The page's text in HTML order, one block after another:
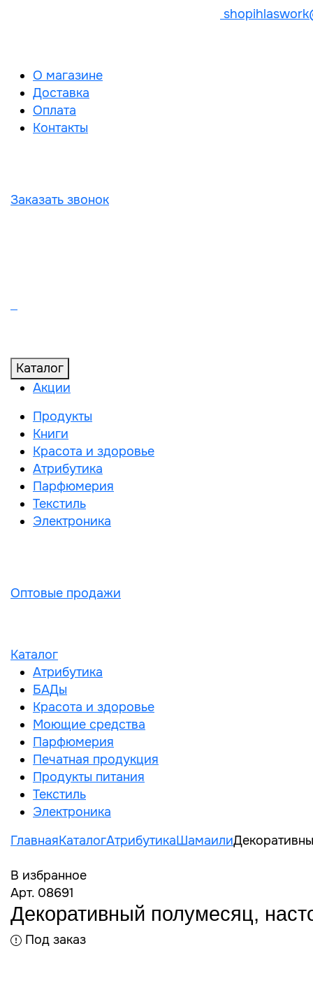
О магазине
Доставка
Оплата
Контакты
Заказать звонок
Каталог
Акции
Продукты
Книги
Красота и здоровье
Атрибутика
Парфюмерия
Текстиль
Электроника
Оптовые продажи
Каталог
Атрибутика
БАДы
Красота и здоровье
Моющие средства
Парфюмерия
Печатная продукция
Продукты питания
Текстиль
Электроника
ГлавнаяКаталогАтрибутикаШамаили
В избранное
Арт. 08691
Декоративный полумесяц,
Под заказ